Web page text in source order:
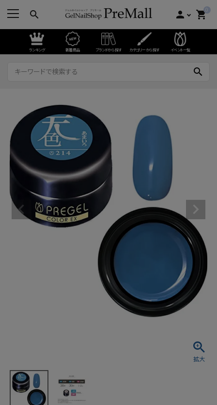
search person 0
shopping_cart
ランキング 新着商品 ブランドから探す カテゴリーから探す イベント一覧
search